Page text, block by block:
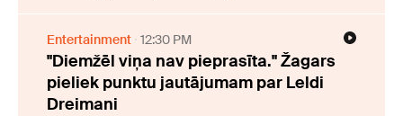
Entertainment 12:30 PM
"Diemžēl viņa nav pieprasīta." Žagars
pieliek punktu jautājumam par Leldi
Dreimani